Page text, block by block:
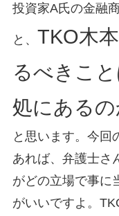
投資家A氏の金融
と、 TKO木
るべきこ
処にある
と思います。今回
あれば、弁護士さ
がどの立場で事に
がいいですよ。